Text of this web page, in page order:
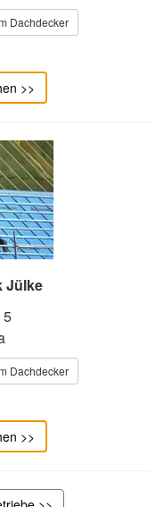
Dachdecker
>>
Jülke
Dachdecker
>>